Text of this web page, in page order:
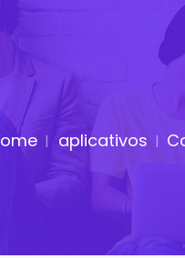
aplicativos